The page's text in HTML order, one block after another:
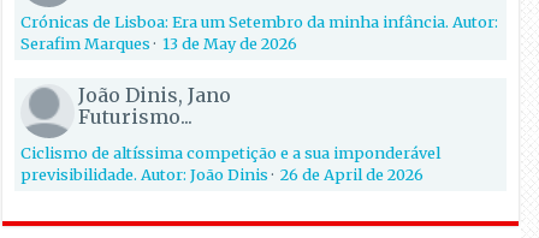
Crónicas de Lisboa: Era um Setembro da minha infância. Autor:
Serafim Marques·13 de May de 2026
João Dinis, Jano
Futurismo...
Ciclismo de altíssima competição e a sua imponderável
previsibilidade. Autor: João Dinis·26 de April de 2026